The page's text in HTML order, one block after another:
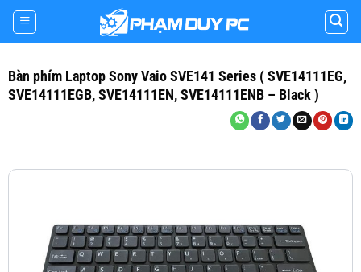
Skip
content
Bàn phím Laptop Sony Vaio SVE141 Series ( SVE14111EG,
SVE14111EGB, SVE14111EN, SVE14111ENB – Black )